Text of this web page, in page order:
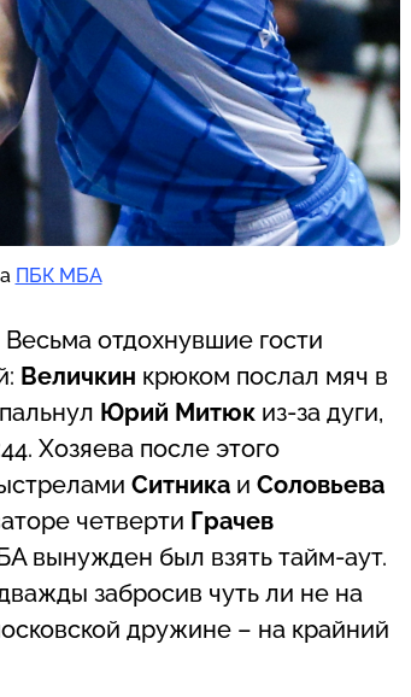
ПБК МБА
отдохнувшие гости
Величкин крюком послал мяч в
Юрий Митюк из-за дуги,
Хозяева после этого
Ситника и Соловьева
четверти Грачев
вынужден был взять тайм-аут.
забросив чуть ли не на
дружине – на крайний